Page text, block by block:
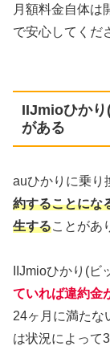
月額料金自体は
で安心してくだ
IIJmioひかり
がある
auひかりに乗り
約することにな
生することがあ
IIJmioひかり(ビ
ていれば違約金
24ヶ月に満たな
は状況によって